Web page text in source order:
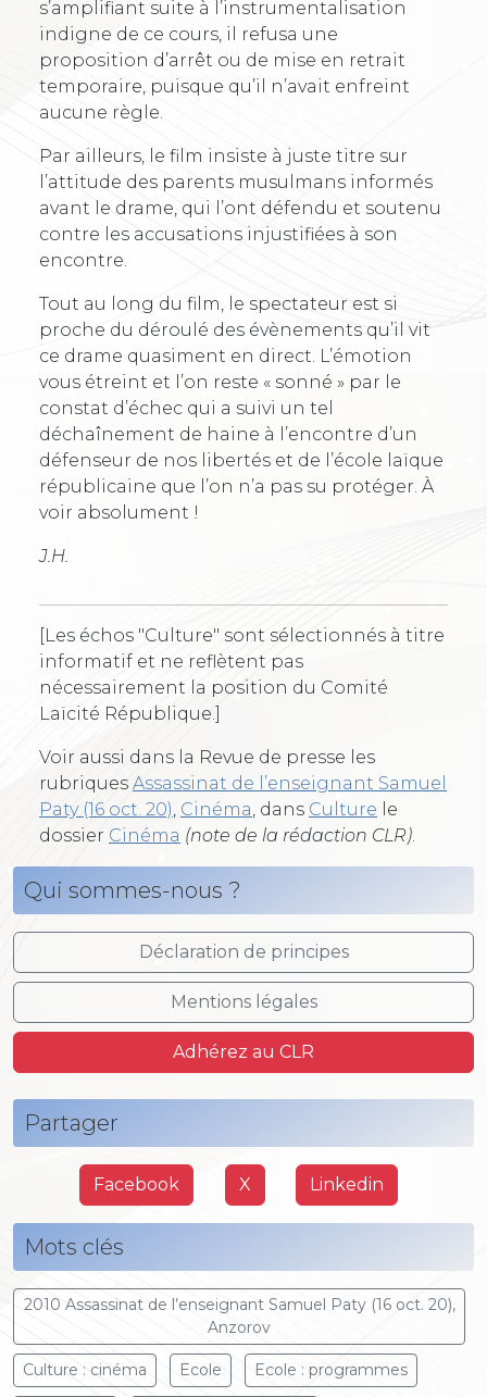
s’amplifiant suite à l’instrumentalisation
indigne de ce cours, il refusa une
proposition d’arrêt ou de mise en retrait
temporaire, puisque qu’il n’avait enfreint
aucune règle.
Par ailleurs, le film insiste à juste titre sur
l’attitude des parents musulmans informés
avant le drame, qui l’ont défendu et soutenu
contre les accusations injustifiées à son
encontre.
Tout au long du film, le spectateur est si
proche du déroulé des évènements qu’il vit
ce drame quasiment en direct. L’émotion
vous étreint et l’on reste « sonné » par le
constat d’échec qui a suivi un tel
déchaînement de haine à l’encontre d’un
défenseur de nos libertés et de l’école laïque
républicaine que l’on n’a pas su protéger. À
voir absolument !
J.H.
[Les échos "Culture" sont sélectionnés à titre
informatif et ne reflètent pas
nécessairement la position du Comité
Laïcité République.]
Voir aussi dans la Revue de presse les
rubriques Assassinat de l’enseignant Samuel
Paty (16 oct. 20) Cinéma , dans Culture le
dossier Cinéma (note de la rédaction CLR)
Qui sommes-nous ?
Déclaration de principes
Mentions légales
Adhérez au CLR
Partager
Facebook X Linkedin
Mots clés
2010 Assassinat de l’enseignant Samuel Paty (16 oct. 20),
Anzorov
Culture : cinéma Ecole Ecole : programmes